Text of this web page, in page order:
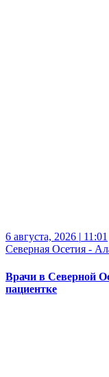
6 августа, 2026 | 11:01
Северная Осетия -
Врачи в Северной
пациентке